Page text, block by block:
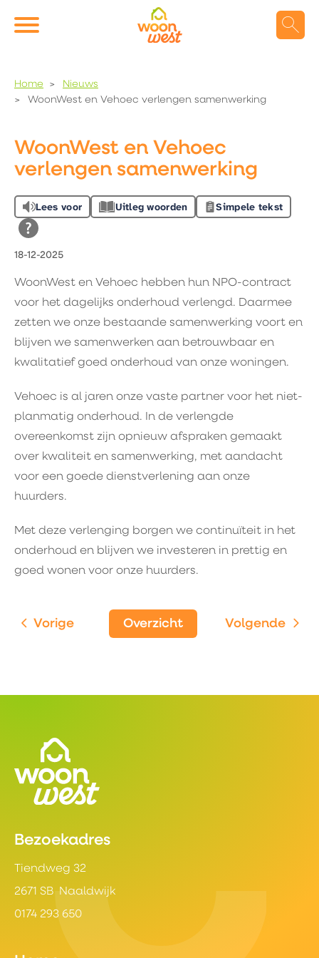
Naar de homepage
Ga naar Hoofd
Home
Nieuws
WoonWest en Vehoec verlengen samenwerking
WoonWest en Vehoec
verlengen samenwerking
Lees voor Uitleg woorden Simpele tekst
18-12-2025
WoonWest en Vehoec hebben hun NPO-contract
voor het dagelijks onderhoud verlengd. Daarmee
zetten we onze bestaande samenwerking voort en
blijven we samenwerken aan betrouwbaar en
kwalitatief goed onderhoud van onze woningen.
Vehoec is al jaren onze vaste partner voor het niet-
planmatig onderhoud. In de verlengde
overeenkomst zijn opnieuw afspraken gemaakt
over kwaliteit en samenwerking, met aandacht
voor een goede dienstverlening aan onze
huurders.
Met deze verlenging borgen we continuïteit in het
onderhoud en blijven we investeren in prettig en
goed wonen voor onze huurders.
Volgende
Overzicht
Vorige
Contactinformatie
Bezoekadres
Tiendweg 32
2671 SB Naaldwijk
0174 293 650